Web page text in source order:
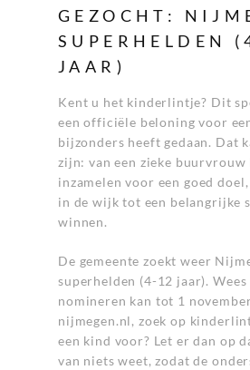
GEZOCHT:
SUPERHELDEN
JAAR)
Kent u het kinderlintje? Dit
een officiële beloning voor
bijzonders heeft gedaan. Dat
zijn: van een zieke buurvrouw
inzamelen voor een goed
in de wijk tot een belangrijke
winnen.
De gemeente zoekt weer
superhelden (4-12 jaar).
nomineren kan tot 1
nijmegen.nl, zoek op
een kind voor? Let er dan op
van niets weet, zodat de